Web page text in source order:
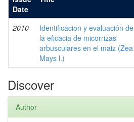
Date
2010
Identificacion y evaluación de
la eficacia de micorrizas
arbusculares en el maiz (Zea
Mays l.)
Discover
Author